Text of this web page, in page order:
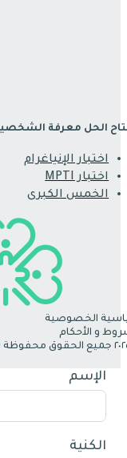
الحل معرفة
اختبار الإنياغرام
اختبار MPTI
الخمس الكبرى
الخصوصية
و الأحكام
الإسم
الكنية